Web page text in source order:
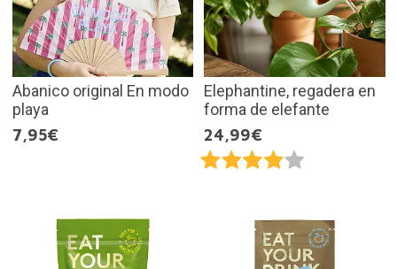
Abanico original En modo
playa
7,95€
Elephantine, regadera en
forma de elefante
24,99€